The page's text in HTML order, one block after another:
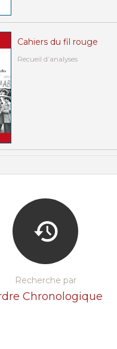
Cahiers du fil rouge
Recueil d’analyses
Recherche par
Chronologique